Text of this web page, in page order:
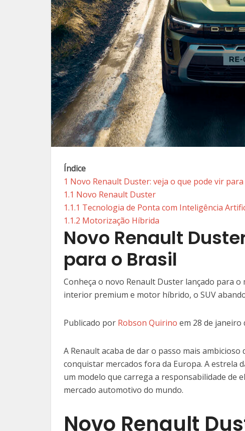
Índice
1 Novo Renault Duster: veja o que pode vir
1.1 Novo Renault Duster
1.1.1 Tecnologia de Ponta com Inteligência
1.1.2 Motorização Híbrida
Novo Renault
para o Brasil
Conheça o novo Renault Duster lançado para
interior premium e motor híbrido, o SUV
Publicado por Robson Quirino em 28 de janeiro
A Renault acaba de dar o passo mais
conquistar mercados fora da Europa. A estrela
um modelo que carrega a responsabilidade de
mercado automotivo do mundo.
Novo Renault